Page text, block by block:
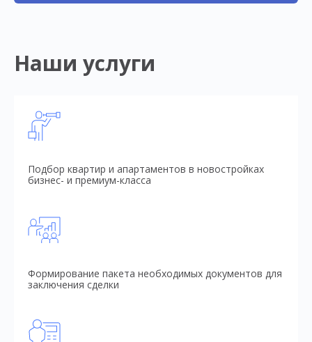
Наши услуги
Подбор квартир и апартаментов в новостройках
бизнес- и премиум-класса
Формирование пакета необходимых документов для
заключения сделки